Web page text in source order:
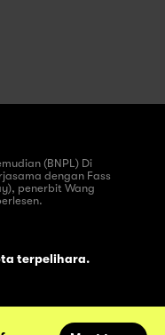
(BNPL) Di
dengan Fass
penerbit Wang
terpelihara.